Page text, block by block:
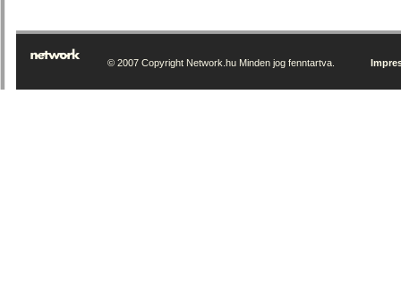
© 2007 Copyright Network.hu Minden jog fenntartva.